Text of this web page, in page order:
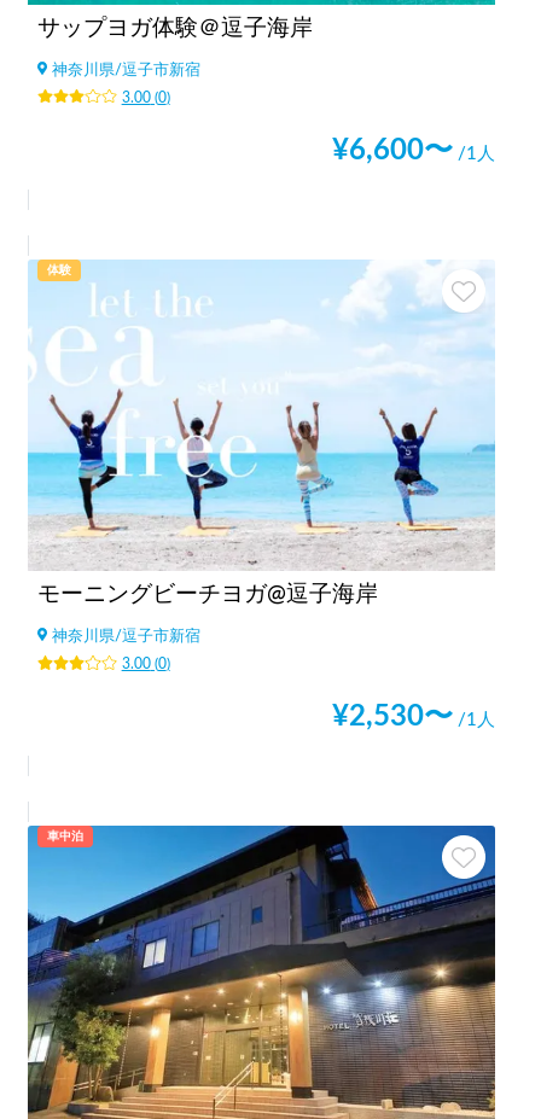
サップヨガ体験＠逗子海岸
神奈川県/逗子市新宿
3.00(0)
¥6,600〜 /1人
体験
モーニングビーチヨガ@逗子海岸
神奈川県/逗子市新宿
3.00(0)
¥2,530〜 /1人
車中泊